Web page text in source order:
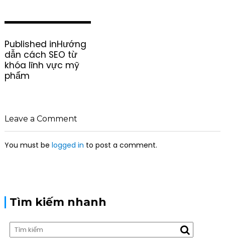
o
s
t
n
i
g
t
Published inHướng
dẫn cách SEO từ
khóa lĩnh vực mỹ
phẩm
Leave a Comment
You must be logged in to post a comment.
Tìm kiếm nhanh